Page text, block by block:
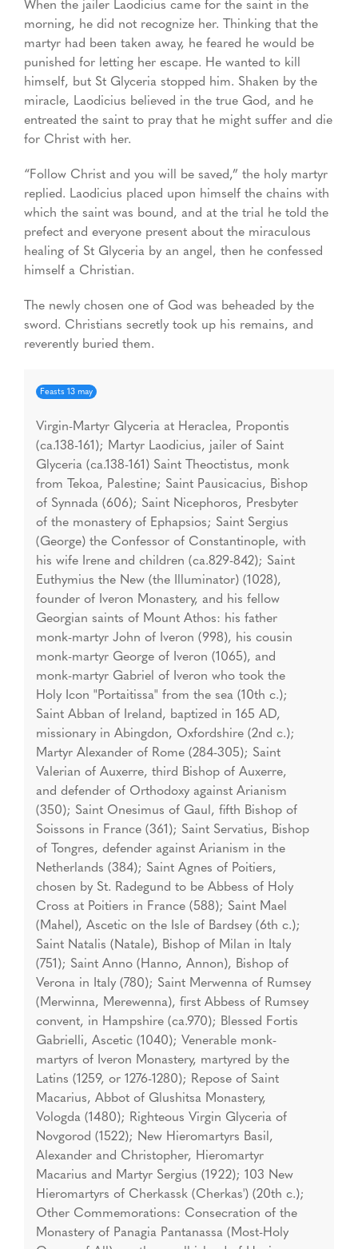
When the jailer Laodicius came for the saint in the
morning, he did not recognize her. Thinking that the
martyr had been taken away, he feared he would be
punished for letting her escape. He wanted to kill
himself, but St Glyceria stopped him. Shaken by the
miracle, Laodicius believed in the true God, and he
entreated the saint to pray that he might suffer and die
for Christ with her.
“Follow Christ and you will be saved,” the holy martyr
replied. Laodicius placed upon himself the chains with
which the saint was bound, and at the trial he told the
prefect and everyone present about the miraculous
healing of St Glyceria by an angel, then he confessed
himself a Christian.
The newly chosen one of God was beheaded by the
sword. Christians secretly took up his remains, and
reverently buried them.
Feasts 13 may
Virgin-Martyr Glyceria at Heraclea, Propontis
(ca.138-161); Martyr Laodicius, jailer of Saint
Glyceria (ca.138-161) Saint Theoctistus, monk
from Tekoa, Palestine; Saint Pausicacius, Bishop
of Synnada (606); Saint Nicephoros, Presbyter
of the monastery of Ephapsios; Saint Sergius
(George) the Confessor of Constantinople, with
his wife Irene and children (ca.829-842); Saint
Euthymius the New (the Illuminator) (1028),
founder of Iveron Monastery, and his fellow
Georgian saints of Mount Athos: his father
monk-martyr John of Iveron (998), his cousin
monk-martyr George of Iveron (1065), and
monk-martyr Gabriel of Iveron who took the
Holy Icon "Portaitissa" from the sea (10th c.);
Saint Abban of Ireland, baptized in 165 AD,
missionary in Abingdon, Oxfordshire (2nd c.);
Martyr Alexander of Rome (284-305); Saint
Valerian of Auxerre, third Bishop of Auxerre,
and defender of Orthodoxy against Arianism
(350); Saint Onesimus of Gaul, fifth Bishop of
Soissons in France (361); Saint Servatius, Bishop
of Tongres, defender against Arianism in the
Netherlands (384); Saint Agnes of Poitiers,
chosen by St. Radegund to be Abbess of Holy
Cross at Poitiers in France (588); Saint Mael
(Mahel), Ascetic on the Isle of Bardsey (6th c.);
Saint Natalis (Natale), Bishop of Milan in Italy
(751); Saint Anno (Hanno, Annon), Bishop of
Verona in Italy (780); Saint Merwenna of Rumsey
(Merwinna, Merewenna), first Abbess of Rumsey
convent, in Hampshire (ca.970); Blessed Fortis
Gabrielli, Ascetic (1040); Venerable monk-
martyrs of Iveron Monastery, martyred by the
Latins (1259, or 1276-1280); Repose of Saint
Macarius, Abbot of Glushitsa Monastery,
Vologda (1480); Righteous Virgin Glyceria of
Novgorod (1522); New Hieromartyrs Basil,
Alexander and Christopher, Hieromartyr
Macarius and Martyr Sergius (1922); 103 New
Hieromartyrs of Cherkassk (Cherkas') (20th c.);
Other Commemorations: Consecration of the
Monastery of Panagia Pantanassa (Most-Holy